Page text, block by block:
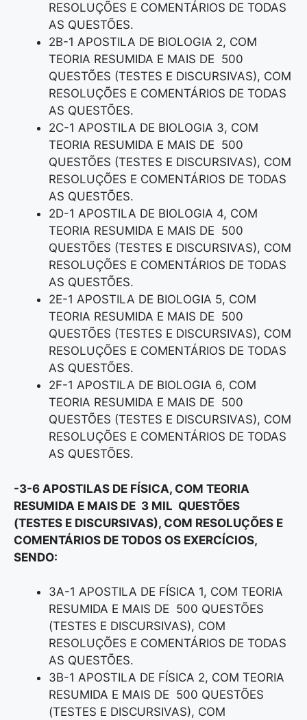
RESOLUÇÕES E COMENTÁRIOS DE TODAS
AS QUESTÕES.
2B-1 APOSTILA DE BIOLOGIA 2, COM
TEORIA RESUMIDA E MAIS DE 500
QUESTÕES (TESTES E DISCURSIVAS), COM
RESOLUÇÕES E COMENTÁRIOS DE TODAS
AS QUESTÕES.
2C-1 APOSTILA DE BIOLOGIA 3, COM
TEORIA RESUMIDA E MAIS DE 500
QUESTÕES (TESTES E DISCURSIVAS), COM
RESOLUÇÕES E COMENTÁRIOS DE TODAS
AS QUESTÕES.
2D-1 APOSTILA DE BIOLOGIA 4, COM
TEORIA RESUMIDA E MAIS DE 500
QUESTÕES (TESTES E DISCURSIVAS), COM
RESOLUÇÕES E COMENTÁRIOS DE TODAS
AS QUESTÕES.
2E-1 APOSTILA DE BIOLOGIA 5, COM
TEORIA RESUMIDA E MAIS DE 500
QUESTÕES (TESTES E DISCURSIVAS), COM
RESOLUÇÕES E COMENTÁRIOS DE TODAS
AS QUESTÕES.
2F-1 APOSTILA DE BIOLOGIA 6, COM
TEORIA RESUMIDA E MAIS DE 500
QUESTÕES (TESTES E DISCURSIVAS), COM
RESOLUÇÕES E COMENTÁRIOS DE TODAS
AS QUESTÕES.
-3-6 APOSTILAS DE FÍSICA, COM TEORIA
RESUMIDA E MAIS DE 3 MIL QUESTÕES
(TESTES E DISCURSIVAS), COM RESOLUÇÕES E
COMENTÁRIOS DE TODOS OS EXERCÍCIOS,
SENDO:
3A-1 APOSTILA DE FÍSICA 1, COM TEORIA
RESUMIDA E MAIS DE 500 QUESTÕES
(TESTES E DISCURSIVAS), COM
RESOLUÇÕES E COMENTÁRIOS DE TODAS
AS QUESTÕES.
3B-1 APOSTILA DE FÍSICA 2, COM TEORIA
RESUMIDA E MAIS DE 500 QUESTÕES
(TESTES E DISCURSIVAS), COM